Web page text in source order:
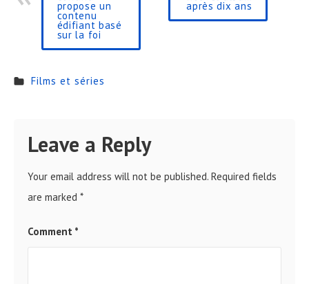
propose un
contenu
édifiant basé
sur la foi
après dix ans
Films et séries
Leave a Reply
Your email address will not be published. Required fields
are marked *
Comment *